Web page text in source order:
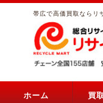
帯広で高価買取ならリ
ホーム 買